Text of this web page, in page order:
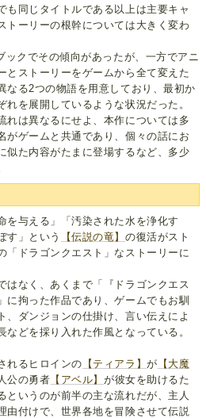
も同じタイトルである以上は主要キャ
トーリーの根幹については大きく変わ
ックでその傾向があったが、一方でアニ
とストーリーをゲームから全て変えた
なる2つの物語を用意しており、最初か
れを展開しているような状況だった。
れは異なるにせよ、本作については多
がゲームと共通であり、個々の話にお
似た内容がたまに登場するなど、多少
を与える」「汚染された水を浄化す
す」という
【伝説の竜】の復活がスト
「ドラゴンクエスト」なストーリーに
はなく、あくまで「『ドラゴンクエス
に拘った作品であり、ゲームでもお馴
、ダンジョンの仕掛け、言い伝えによ
どを採り入れた作風となっている。
れるヒロインの 【ティアラ】が 【大魔
公の勇者 【アベル】 が彼女を助けるた
というのが前半の主な流れだが、主人
由付けで、世界各地を冒険させて伝説